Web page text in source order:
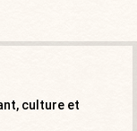
culture et